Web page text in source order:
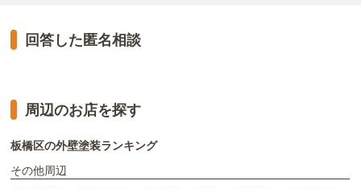
回答した匿名相談
周辺のお店を探す
板橋区の外壁塗装ランキング
その他周辺